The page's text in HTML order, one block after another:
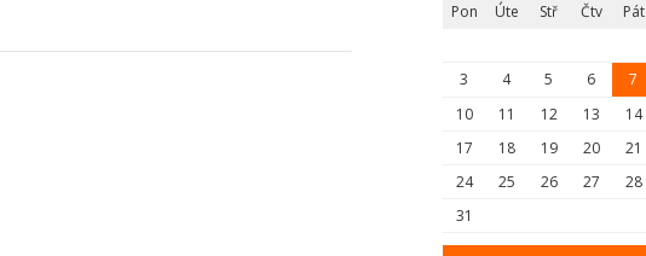
Pon Úte Stř Čtv Pát
3
4 5 6 7
10
11 12 13 14
17
18 19 20 21
24
25 26 27 28
31